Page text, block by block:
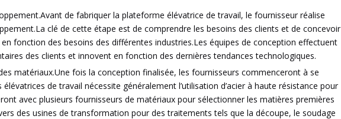
de fabriquer la plateforme élévatrice de travail, le fournisseur réalise
clé de cette étape est de comprendre les besoins des clients et de concevoir
fonction des besoins des différentes industries.Les équipes de conception effectuent
des clients et innovent en fonction des dernières tendances technologiques.
matériaux.Une fois la conception finalisée, les fournisseurs commenceront à se
de travail nécessite généralement l’utilisation d’acier à haute résistance pour
avec plusieurs fournisseurs de matériaux pour sélectionner les matières premières
des usines de transformation pour des traitements tels que la découpe, le soudage